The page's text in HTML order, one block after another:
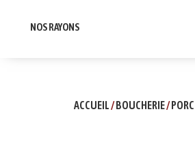
NOS RAYONS
ACCUEIL/BOUCHERIE/PORC